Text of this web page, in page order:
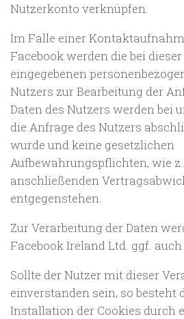
Nutzerkonto verknüpfen.
Im Falle einer
Facebook werden die bei
eingegebenen
Nutzers zur Bearbeitung der
Daten des Nutzers werden bei
die Anfrage des Nutzers
wurde und keine gesetzlichen
Aufbewahrungspflichten, wie
anschließenden
entgegenstehen.
Zur Verarbeitung der Daten
Facebook Ireland Ltd. ggf.
Sollte der Nutzer mit dieser
einverstanden sein, so besteht
Installation der Cookies durch